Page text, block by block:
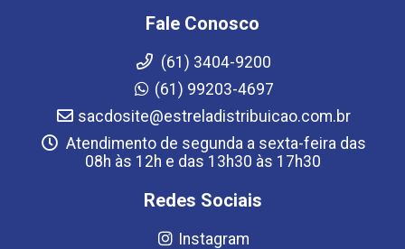
Fale Conosco
(61) 3404-9200
(61) 99203-4697
sacdosite@estreladistribuicao.com.br
Atendimento de segunda a sexta-feira das
08h às 12h e das 13h30 às 17h30
Redes Sociais
Instagram